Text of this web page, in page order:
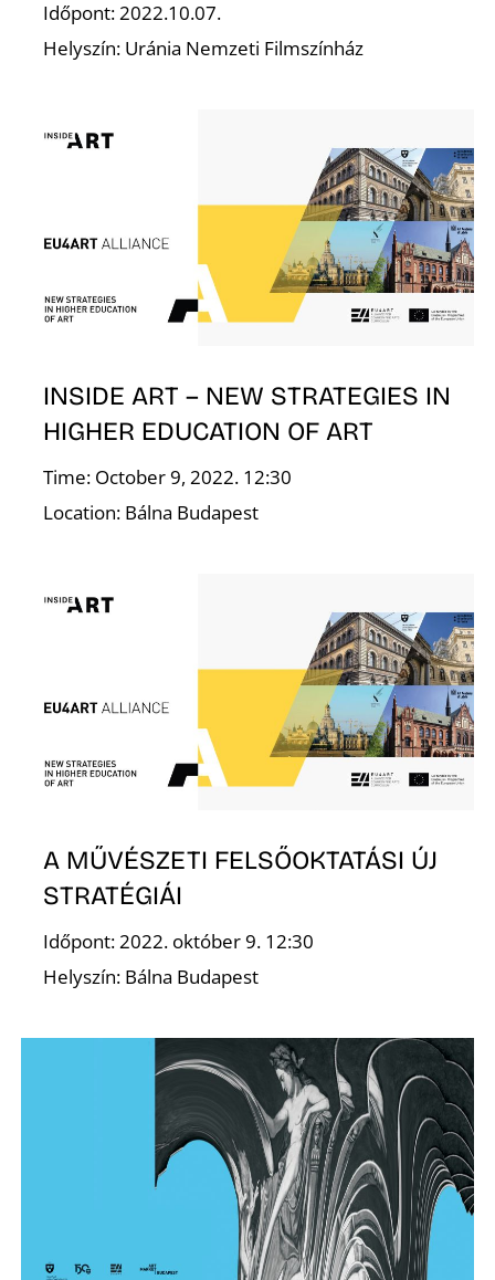
Időpont: 2022.10.07.
Helyszín: Uránia Nemzeti Filmszínház
INSIDE ART – NEW STRATEGIES IN
HIGHER EDUCATION OF ART
Time: October 9, 2022. 12:30
Location: Bálna Budapest
A MŰVÉSZETI FELSŐOKTATÁSI ÚJ
STRATÉGIÁI
Időpont: 2022. október 9. 12:30
Helyszín: Bálna Budapest